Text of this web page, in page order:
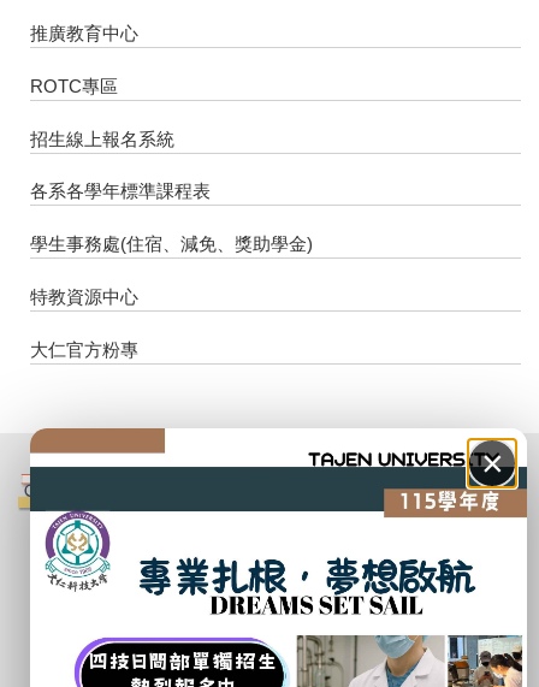
推廣教育中心
ROTC專區
招生線上報名系統
各系各學年標準課程表
學生事務處(住宿、減免、獎助學金)
特教資源中心
大仁官方粉專
×
教務處
ROTC專區